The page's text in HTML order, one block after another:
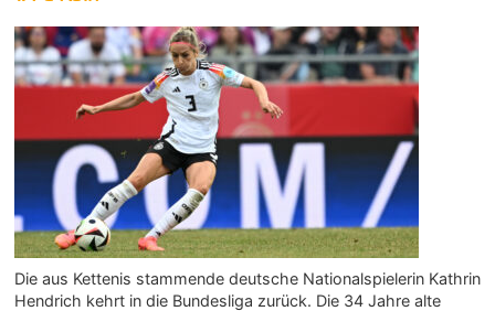
Die aus Kettenis stammende deutsche Nationalspielerin Kathrin
Hendrich kehrt in die Bundesliga zurück. Die 34 Jahre alte